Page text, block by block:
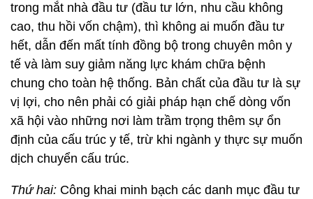
trong mắt nhà đầu tư (đầu tư lớn, nhu cầu không
cao, thu hồi vốn chậm), thì không ai muốn đầu tư
hết, dẫn đến mất tính đồng bộ trong chuyên môn y
tế và làm suy giảm năng lực khám chữa bệnh
chung cho toàn hệ thống. Bản chất của đầu tư là sự
vị lợi, cho nên phải có giải pháp hạn chế dòng vốn
xã hội vào những nơi làm trầm trọng thêm sự ổn
định của cấu trúc y tế, trừ khi ngành y thực sự muốn
dịch chuyển cấu trúc.
Thứ hai: Công khai minh bạch các danh mục đầu tư